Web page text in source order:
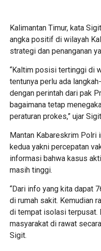
Kalimantan Timur, kata
angka positif di wilayah
strategi dan penanganan
“Kaltim posisi tertinggi di
tentunya perlu ada
dengan perintah dari pak
bagaimana tetap
peraturan prokes,” ujar
Mantan Kabareskrim Polri
kedua yakni percepatan
informasi bahwa kasus
masih tinggi.
“Dari info yang kita dapat
di rumah sakit. Kemudian
di tempat isolasi terpusat.
masyarakat di rawat
Sigit.